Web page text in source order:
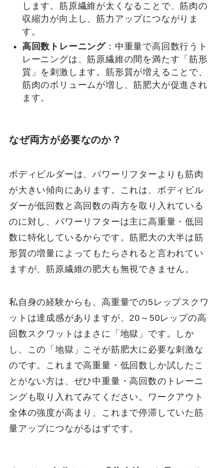
します。筋原繊維が太くなることで、筋肉の
収縮力が向上し、筋力アップにつながりま
す。
高回数トレーニング ：中重量で高回数行うト
レーニングは、筋原繊維の間を満たす「筋形
質」を刺激します。筋形質が増えることで、
筋肉のボリュームが増し、筋肥大が促進され
ます。
なぜ両方が必要なのか？
ボディビルダーは、パワーリフターよりも筋肉
が大きい傾向にあります。これは、ボディビル
ダーが低回数と高回数の両方を取り入れている
のに対し、パワーリフターは主に高重量・低回
数に特化しているからです。筋肥大の大半は筋
形質の増量によってもたらされると言われてい
ますが、筋原繊維の肥大も無視できません。
私自身の経験からも、高重量での5レップスクワ
ットは達成感がありますが、20～50レップの高
回数スクワットはまさに「地獄」です。しか
し、この「地獄」こそが筋肥大に必要な刺激な
のです。これまで高重量・低回数しか試したこ
とがない方は、ぜひ中重量・高回数のトレーニ
ングも取り入れてみてください。ワークアウト
全体の強度が高まり、これまで停滞していた筋
量アップにつながるはずです。